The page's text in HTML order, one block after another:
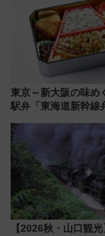
東京～新大阪の味め
駅弁「東海道新幹線
【2026秋・山口観